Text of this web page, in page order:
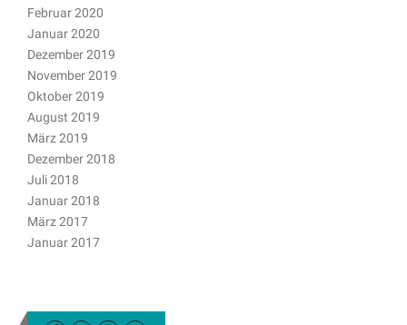
Februar 2020
Januar 2020
Dezember 2019
November 2019
Oktober 2019
August 2019
März 2019
Dezember 2018
Juli 2018
Januar 2018
März 2017
Januar 2017